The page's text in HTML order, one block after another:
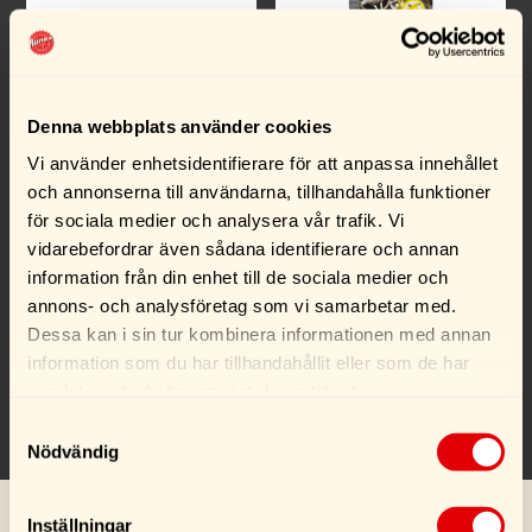
Denna webbplats använder cookies
Vi använder enhetsidentifierare för att anpassa innehållet
och annonserna till användarna, tillhandahålla funktioner
för sociala medier och analysera vår trafik. Vi
vidarebefordrar även sådana identifierare och annan
information från din enhet till de sociala medier och
annons- och analysföretag som vi samarbetar med.
Dessa kan i sin tur kombinera informationen med annan
information som du har tillhandahållit eller som de har
Nödvändig
Inställningar
289,00kr
Köp Köp